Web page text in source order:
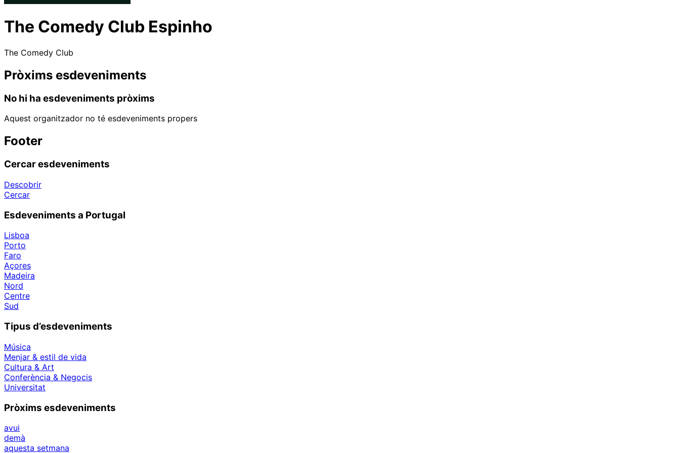
The Comedy Club Espinho
The Comedy Club
Pròxims esdeveniments
No hi ha esdeveniments pròxims
Aquest organitzador no té esdeveniments propers
Footer
Cercar esdeveniments
Descobrir
Cercar
Esdeveniments a Portugal
Lisboa
Porto
Faro
Açores
Madeira
Nord
Centre
Sud
Tipus d’esdeveniments
Música
Menjar & estil de vida
Cultura & Art
Conferència & Negocis
Universitat
Pròxims esdeveniments
avui
demà
aquesta setmana